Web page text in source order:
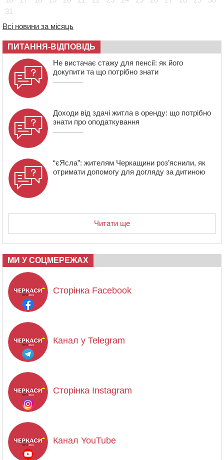
16:07 До 1 вересня у Черкасах оновлюють дорожню
15:39 На честь загиблого захисника і чемпіона світу в
Черкасах відкрили спортивно-реабілітаційний центр
15:05
На Звенигородщині, попри заборону міськради,
проведуть “Ше.Fest”
31
Всі новини за місяць
ПИТАННЯ-ВІДПОВІДЬ
Не вистачає стажу для пенсії: як його
докупити та що потрібно знати
Доходи від здачі житла в оренду: що потрібно
знати про оподаткування
“єЯсла”: жителям Черкащини роз’яснили, як
отримати допомогу для догляду за дитиною
Читати ще
МИ У СОЦМЕРЕЖАХ
Сторінка Facebook
Канал у Telegram
Сторінка Instagram
Канал YouTube